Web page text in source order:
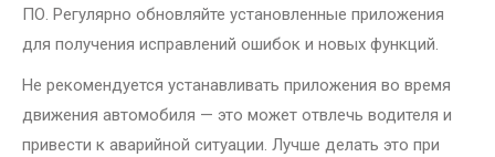
ПО. Регулярно обновляйте установленные приложения
для получения исправлений ошибок и новых функций.
Не рекомендуется устанавливать приложения во время
движения автомобиля — это может отвлечь водителя и
привести к аварийной ситуации. Лучше делать это при